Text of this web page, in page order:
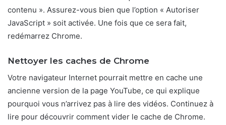
contenu ». Assurez-vous bien que l’option « Autoriser
JavaScript » soit activée. Une fois que ce sera fait,
redémarrez Chrome.
Nettoyer les caches de Chrome
Votre navigateur Internet pourrait mettre en cache une
ancienne version de la page YouTube, ce qui explique
pourquoi vous n’arrivez pas à lire des vidéos. Continuez à
lire pour découvrir comment vider le cache de Chrome.